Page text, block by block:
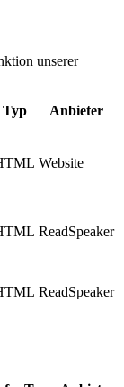
unserer
Typ Anbieter
Website
ReadSpeaker
ReadSpeaker